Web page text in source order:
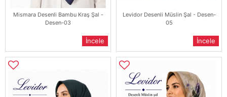
Mismara Desenli Bambu Kraş Şal -
Desen-03
İncele
Levidor Desenli Müslin Şal - Desen-
05
İncele